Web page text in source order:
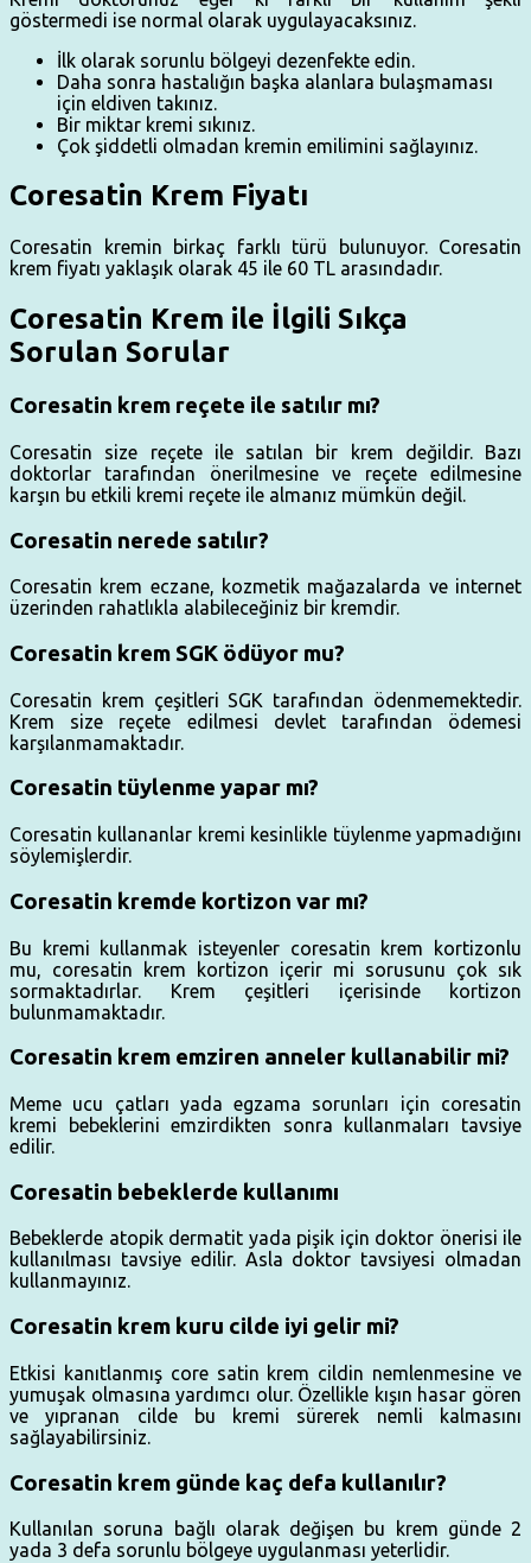
göstermedi ise normal olarak uygulayacaksınız.
İlk olarak sorunlu bölgeyi dezenfekte edin.
Daha sonra hastalığın başka alanlara bulaşmaması
için eldiven takınız.
Bir miktar kremi sıkınız.
Çok şiddetli olmadan kremin emilimini sağlayınız.
Coresatin Krem Fiyatı
Coresatin kremin birkaç farklı türü bulunuyor. Coresatin
krem fiyatı yaklaşık olarak 45 ile 60 TL arasındadır.
Coresatin Krem ile İlgili Sıkça
Sorulan Sorular
Coresatin krem reçete ile satılır mı?
Coresatin size reçete ile satılan bir krem değildir. Bazı
doktorlar tarafından önerilmesine ve reçete edilmesine
karşın bu etkili kremi reçete ile almanız mümkün değil.
Coresatin nerede satılır?
Coresatin krem eczane, kozmetik mağazalarda ve internet
üzerinden rahatlıkla alabileceğiniz bir kremdir.
Coresatin krem SGK ödüyor mu?
Coresatin krem çeşitleri SGK tarafından ödenmemektedir.
Krem size reçete edilmesi devlet tarafından ödemesi
karşılanmamaktadır.
Coresatin tüylenme yapar mı?
Coresatin kullananlar kremi kesinlikle tüylenme yapmadığını
söylemişlerdir.
Coresatin kremde kortizon var mı?
Bu kremi kullanmak isteyenler coresatin krem kortizonlu
mu, coresatin krem kortizon içerir mi sorusunu çok sık
sormaktadırlar. Krem çeşitleri içerisinde kortizon
bulunmamaktadır.
Coresatin krem emziren anneler kullanabilir mi?
Meme ucu çatları yada egzama sorunları için coresatin
kremi bebeklerini emzirdikten sonra kullanmaları tavsiye
edilir.
Coresatin bebeklerde kullanımı
Bebeklerde atopik dermatit yada pişik için doktor önerisi ile
kullanılması tavsiye edilir. Asla doktor tavsiyesi olmadan
kullanmayınız.
Coresatin krem kuru cilde iyi gelir mi?
Etkisi kanıtlanmış core satin krem cildin nemlenmesine ve
yumuşak olmasına yardımcı olur. Özellikle kışın hasar gören
ve yıpranan cilde bu kremi sürerek nemli kalmasını
sağlayabilirsiniz.
Coresatin krem günde kaç defa kullanılır?
Kullanılan soruna bağlı olarak değişen bu krem günde 2
yada 3 defa sorunlu bölgeye uygulanması yeterlidir.